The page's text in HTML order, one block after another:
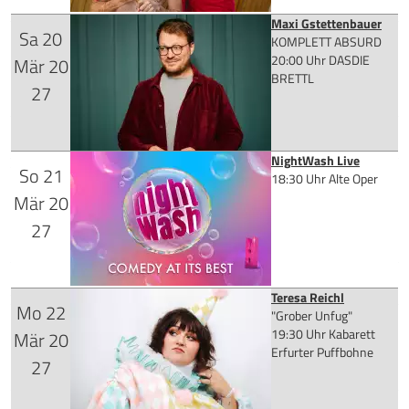
Tickets kaufen
für 28,90 €
Mehr Infos
Tickets kaufen
Sa20
Mär20
27
Maxi Gstettenbauer
KOMPLETT ABSURD
20:00 Uhr DASDIE
BRETTL
für 33,45 €
Mehr Infos
Tickets kaufen
So21
Mär20
27
NightWash Live
18:30 UhrAlte Oper
für 36,45 €
Mo22
Mär20
27
Teresa Reichl
"Grober Unfug"
19:30 Uhr Kabarett
Erfurter Puffbohne